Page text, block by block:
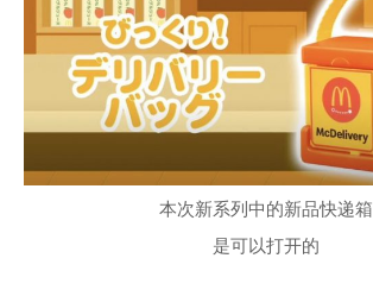
本次新系列中的新品快递箱
是可以打开的